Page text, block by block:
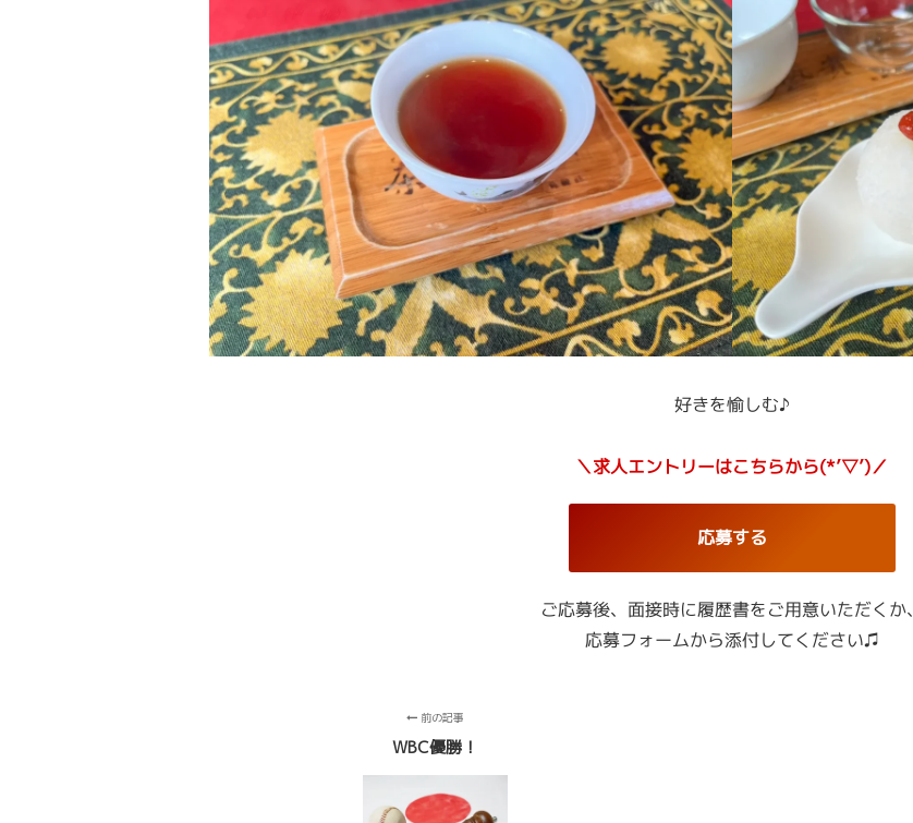
好きを愉しむ♪
＼求人エントリーはこちらから(*’▽’)／
応募する
ご応募後、面接時に履歴書をご用意いただくか、
応募フォームから添付してください♫
前の記事
WBC優勝！